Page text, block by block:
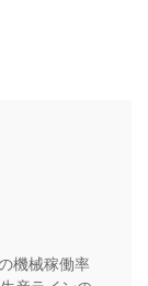
機械稼働率